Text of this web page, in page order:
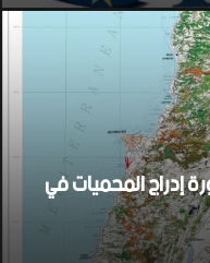
إدراج المحميات في